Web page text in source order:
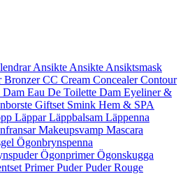
Ansikte Ansikte Ansiktsmask
BronzerCC Cream ConcealerContour
Dam Eau De Toilette Dam Eyeliner &
Giftset Smink Hem & SPA
LäpparLäppbalsam Läppenna
Makeupsvamp Mascara
Ögonbrynspenna
ÖgonprimerÖgonskugga
PrimerPuderPuderRouge